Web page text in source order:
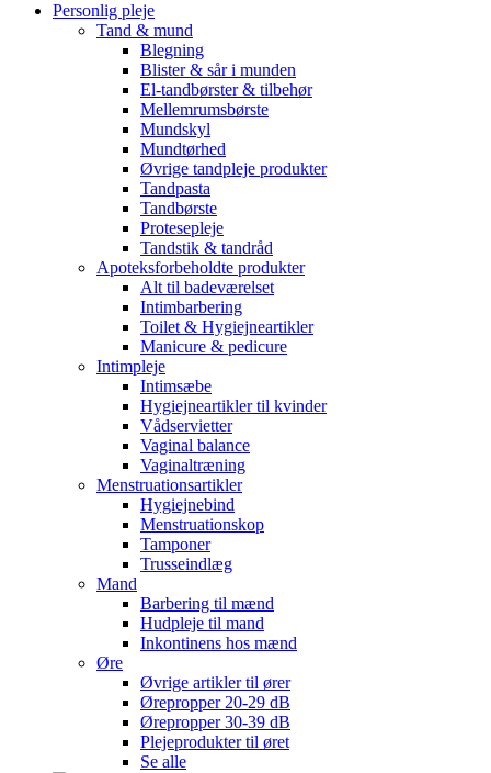
Personlig pleje
Tand & mund
Blegning
Blister & sår i munden
El-tandbørster & tilbehør
Mellemrumsbørste
Mundskyl
Mundtørhed
Øvrige tandpleje produkter
Tandpasta
Tandbørste
Protesepleje
Tandstik & tandråd
Apoteksforbeholdte produkter
Alt til badeværelset
Intimbarbering
Toilet & Hygiejneartikler
Manicure & pedicure
Intimpleje
Intimsæbe
Hygiejneartikler til kvinder
Vådservietter
Vaginal balance
Vaginaltræning
Menstruationsartikler
Hygiejnebind
Menstruationskop
Tamponer
Trusseindlæg
Mand
Barbering til mænd
Hudpleje til mand
Inkontinens hos mænd
Øre
Øvrige artikler til ører
Ørepropper 20-29 dB
Ørepropper 30-39 dB
Plejeprodukter til øret
Se alle